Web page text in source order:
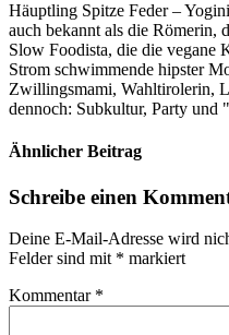
Häuptling Spitze Feder –
auch bekannt als die Römerin,
Slow Foodista, die die vegane
Strom schwimmende hipster
Zwillingsmami, Wahltirolerin,
dennoch: Subkultur, Party und
Ähnlicher Beitrag
Schreibe einen
Deine E-Mail-Adresse wird
Felder sind mit * markiert
Kommentar *